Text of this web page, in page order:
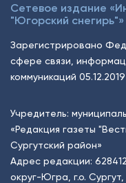
Сетевое издание
"Югорский снегирь"»
Зарегистрировано
сфере связи,
коммуникаций
Учредитель:
«Редакция газеты
Сургутский район»
Адрес редакции:
округ-Югра, г.о.